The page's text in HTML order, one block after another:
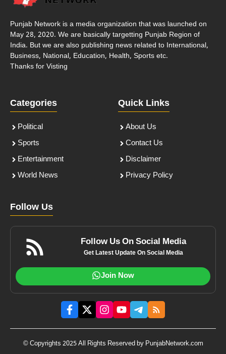
Punjab Network is a media organization that was launched on
May 28, 2020. We are basically targetting Punjab Region of
India. But we are also publishing news related to International,
Business, National, Education, Health, Sports etc.
Thanks for Visting
Categories
Political
Sports
Entertainment
World News
Quick Links
About Us
Contact Us
Disclaimer
Privacy Policy
Follow Us
Follow Us On Social Media
Get Latest Update On Social Media
Join Now
© Copyrights 2025 All Rights Reserved by PunjabNetwork.com